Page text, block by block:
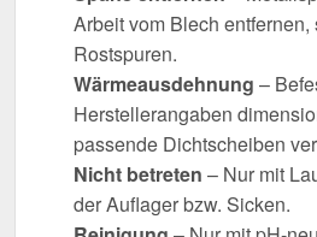
Arbeit vom Blech entfernen,
Rostspuren.
Wärmeausdehnung –
Herstellerangaben
passende Dichtscheiben
Nicht betreten – Nur mit
der Auflager bzw. Sicken.